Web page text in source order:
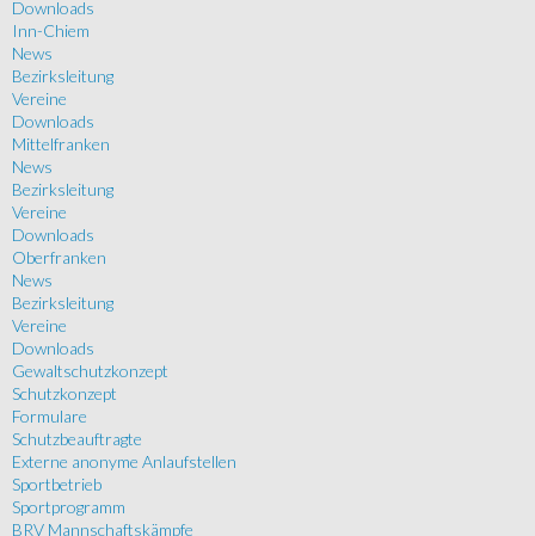
Downloads
Inn-Chiem
News
Bezirksleitung
Vereine
Downloads
Mittelfranken
News
Bezirksleitung
Vereine
Downloads
Oberfranken
News
Bezirksleitung
Vereine
Downloads
Gewaltschutzkonzept
Schutzkonzept
Formulare
Schutzbeauftragte
Externe anonyme Anlaufstellen
Sportbetrieb
Sportprogramm
BRV Mannschaftskämpfe